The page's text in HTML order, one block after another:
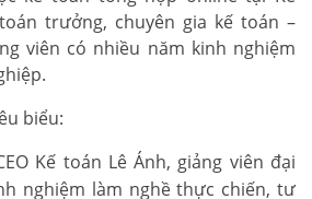
trưởng, chuyên gia kế toán –
viên có nhiều năm kinh nghiệm
biểu:
Kế toán Lê Ánh, giảng viên đại
nghiệm làm nghề thực chiến, tư